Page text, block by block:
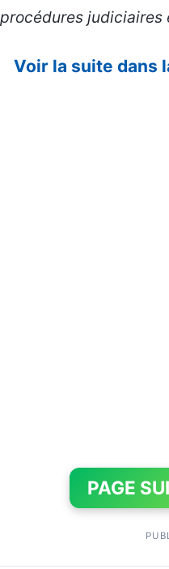
procédures judiciaires
Voir la suite dans
PAGE